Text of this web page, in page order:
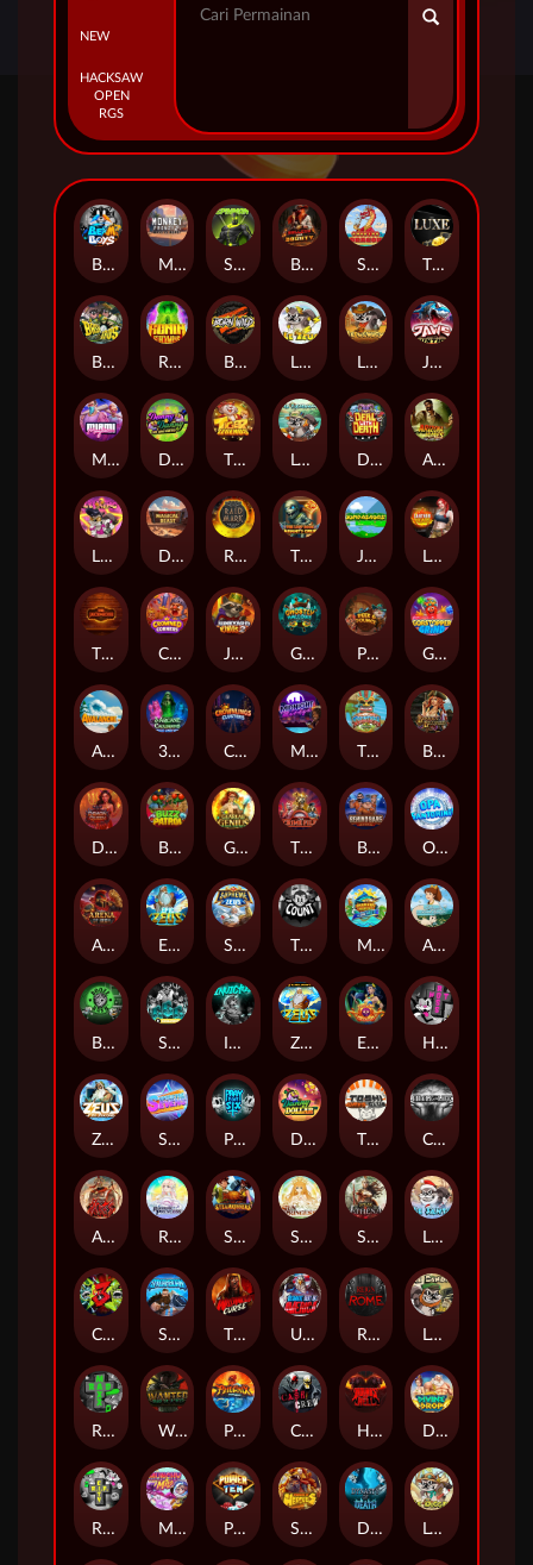
NEW
HACKSAW
OPEN
RGS
Beam Boys Monkey Frenzy 2: Boss is Here! Spinman BULLETS AND BOUNTY SMOKING DRAGON The Luxe
BASH BROS Ronin Stackways Born Wild LE ZEUS LE COWBOY JAWS OF JUSTICE
MIAMI MAYHEM DONNY AND DANNY TIGER LEGENDS Le Fisherman DEAL WITH DEATH
LE KING
Arizona James and the Lost Relics
Darkside Prairie: Magical Beast Raidmark The Lost Book of Mummy’s Curse Jumpasaurs Leatherheads
The Jack & Rose Crowned Corners Junkyard Kings 2 Ghostly Hallows Peek & Pounce Gobstopper Grind
Avalanche 3 Arcane Cauldrons Crownlings Clusters Midnight Mirage Tikitopia BoosterBelt Bonnie's Buccaneers
Demon Queen Buzz Patrol Gearlab Genius The Crime File Behind Bars: Masterplan Opa Santorini!
Arena of Iron Epic Ze Zeus Supreme Zeus THE COUNT MARLIN MASTERS: THE BIG HAUL Aiko and the Wind Spirit
Booze Bash SixSixSix Invictus Ze Zeus Eye of Medusa Hot Ross
Zeus Ze Zecond Superstar Sevens PRAY FOR SIX Danny Dollar TOSHI WAYS CLUB CIRCLE OF LIFE
ARMY OF ARES RAINBOW PRINCESS STEAMRUNNERS SUN PRINCESS SPEAR OF ATHENA LE SANTA
CHAOS CREW 3 STORMBORN THE WILDWOOD CURSE Ultimate Slot of America Reign of Rome Le Bandit
Rad Maxx Wanted Dead or a Wild Phoenix Cash Crew Hounds Of Hell Divine Drop
RIP City Munchy Milo Power of 10 Strength Of Hercules Dynasty of Death Le Digger